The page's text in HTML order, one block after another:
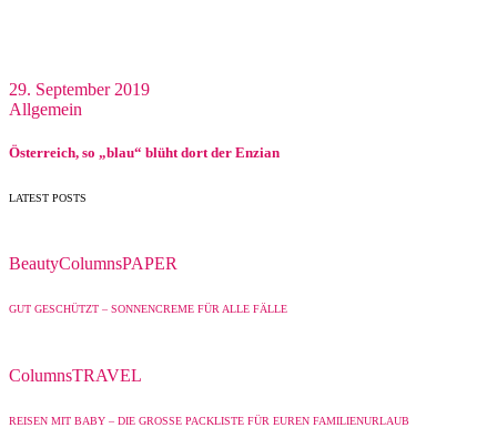
29. September 2019
Allgemein
Österreich, so „blau“ blüht dort der Enzian
LATEST POSTS
BeautyColumnsPAPER
GUT GESCHÜTZT – SONNENCREME FÜR ALLE FÄLLE
ColumnsTRAVEL
REISEN MIT BABY – DIE GROSSE PACKLISTE FÜR EUREN FAMILIENURLAUB